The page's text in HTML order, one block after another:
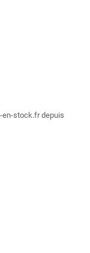
en-stock.fr depuis